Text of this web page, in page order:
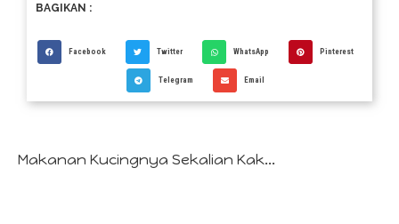
BAGIKAN :
Facebook Twitter WhatsApp Pinterest
Telegram Email
Makanan Kucingnya Sekalian Kak...